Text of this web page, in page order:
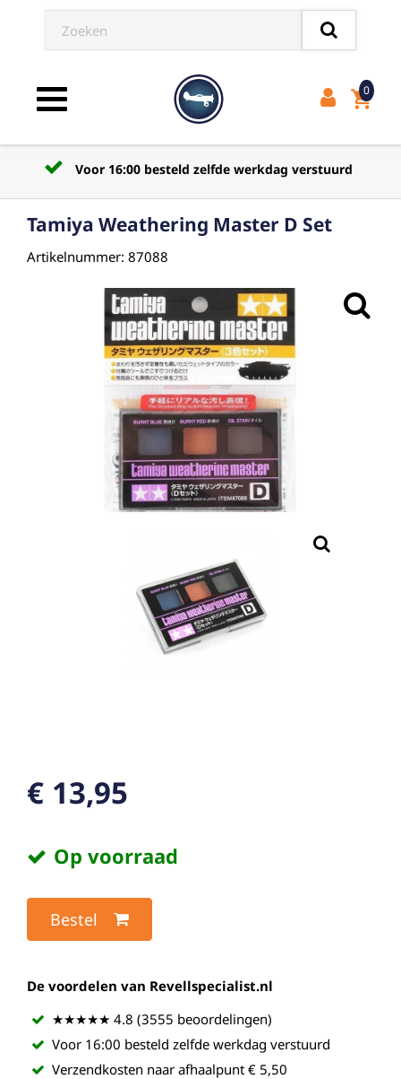
Toggle navigation shopping_cart
0
Voor 16:00 besteld zelfde werkdag verstuurd
Tamiya Weathering Master D Set
Artikelnummer: 87088
€ 13,95
Op voorraad
Bestel
De voordelen van Revellspecialist.nl
★★★★★ 4.8 (3555 beoordelingen)
Voor 16:00 besteld zelfde werkdag verstuurd
Verzendkosten naar afhaalpunt € 5,50